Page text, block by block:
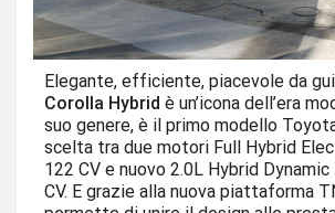
Elegante, efficiente, piacevole da
Corolla Hybrid è un’icona dell’era
suo genere, è il primo modello
scelta tra due motori Full Hybrid
122 CV e nuovo 2.0L Hybrid
CV. E grazie alla nuova piattaforma